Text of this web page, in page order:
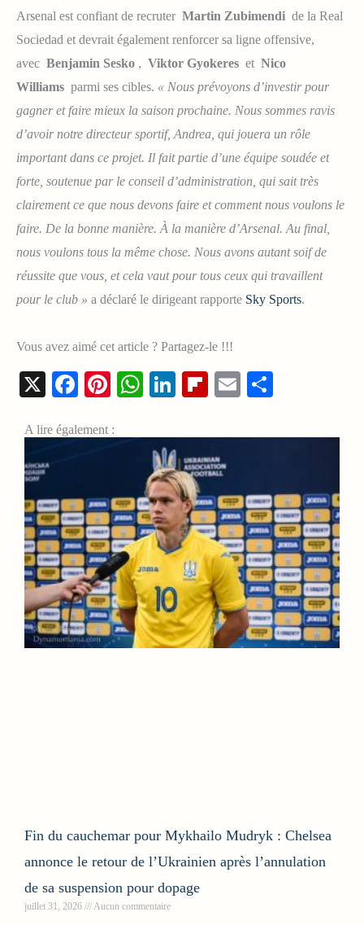
Arsenal est confiant de recruter Martin Zubimendi de la Real
Sociedad et devrait également renforcer sa ligne offensive,
avec Benjamin Sesko , Viktor Gyokeres et Nico
Williams parmi ses cibles. « Nous prévoyons d’investir pour
gagner et faire mieux la saison prochaine. Nous sommes ravis
d’avoir notre directeur sportif, Andrea, qui jouera un rôle
important dans ce projet. Il fait partie d’une équipe soudée et
forte, soutenue par le conseil d’administration, qui sait très
clairement ce que nous devons faire et comment nous voulons le
faire. De la bonne manière. À la manière d’Arsenal. Au final,
nous voulons tous la même chose. Nous avons autant soif de
réussite que vous, et cela vaut pour tous ceux qui travaillent
pour le club » a déclaré le dirigeant rapporte Sky Sports.
Vous avez aimé cet article ? Partagez-le !!!
X Facebook
Pinterest
WhatsApp
LinkedIn
Flipboard
Email
A lire également :
Fin du cauchemar pour Mykhailo Mudryk : Chelsea
annonce le retour de l’Ukrainien après l’annulation
de sa suspension pour dopage
juillet 31, 2026 Aucun commentaire